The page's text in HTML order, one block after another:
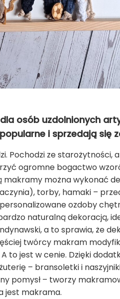
osób uzdolnionych
i sprzedają się
Pochodzi ze starożytności,
ogromne bogactwo
można wykonać
torby, hamaki –
ozdoby
naturalną dekoracją,
a to sprawia, że
twórcy makram
to jest w cenie. Dzięki
– bransoletki i
pomysł – tworzy
jest makrama.